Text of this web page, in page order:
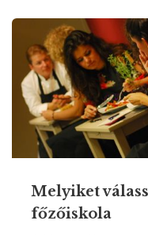
Melyiket
főzőiskola